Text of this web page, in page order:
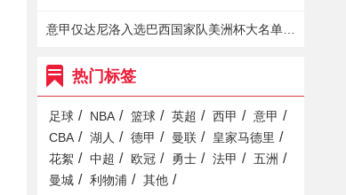
热门标签
足球 / NBA / 篮球 / 英超 / 西甲 / 意甲 /
CBA / 湖人 / 德甲 / 曼联 / 皇家马德里 /
花絮 / 中超 / 欧冠 / 勇士 / 法甲 / 五洲 /
曼城 / 利物浦 / 其他 /